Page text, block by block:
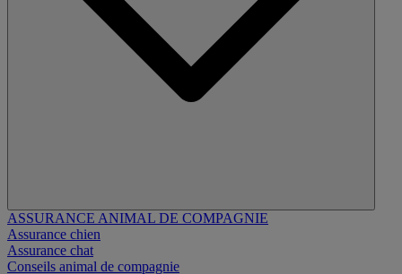
ASSURANCE ANIMAL DE COMPAGNIE
Assurance chien
Assurance chat
Conseils animal de compagnie